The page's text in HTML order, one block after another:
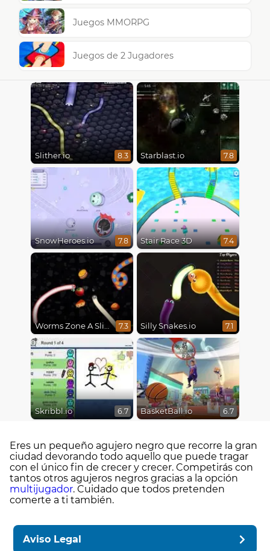
Juegos MMORPG
Juegos de 2 Jugadores
Slither.io 8.3 Starblast.io 7.8
SnowHeroes.io 7.8 Stair Race 3D 7.4
Worms Zone A Slithery Snake 7.3 Silly Snakes.io 7.1
Skribbl.io 6.7 BasketBall.io 6.7
Eres un pequeño agujero negro que recorre la gran
ciudad devorando todo aquello que puede tragar
con el único fin de crecer y crecer. Competirás con
tantos otros agujeros negros gracias a la opción
multijugador. Cuidado que todos pretenden
comerte a ti también.
Aviso Legal